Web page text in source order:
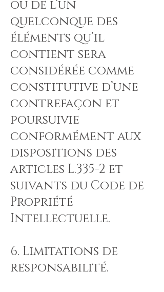
ou de l’un
quelconque des
éléments qu’il
contient sera
considérée comme
constitutive d’une
contrefaçon et
poursuivie
conformément aux
dispositions des
articles L.335-2 et
suivants du Code de
Propriété
Intellectuelle.
6. Limitations de
responsabilité.